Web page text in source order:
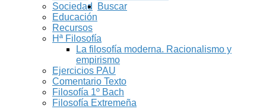
Sociedad
Educación
Recursos
Hª Filosofía
La filosofía moderna. Racionalismo y
empirismo
Ejercicios PAU
Comentario Texto
Filosofía 1º Bach
Filosofía Extremeña
Buscar